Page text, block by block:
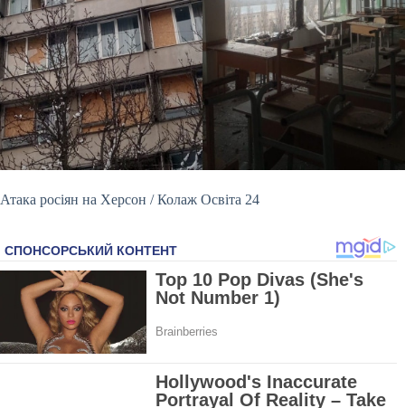
Атака росіян на Херсон / Колаж Освіта 24